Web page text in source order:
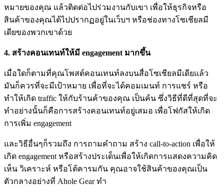
หมายของคุณ แล้วติดต่อไปร่วมงานกับเขา เพื่อให้ธุรกิจหรือ
สินค้าของคุณได้ไปปรากฏอยู่ในเว็บฯ หรือช่องทางโซเชียลมี
เดียของพวกเขาด้วย
4. สร้างคอนเทนท์ให้มี engagement มากขึ้น
เมื่อใดก็ตามที่คุณโพสต์คอนเทนท์ลงบนสื่อโซเชียลมีเดียแล้ว
มันก็ควรที่จะมีเป้าหมาย เพื่อที่จะได้คอมเมนท์ การแชร์ หรือ
ทำให้เกิด traffic ให้กับร้านค้าของคุณ เป็นค้น ซึ่งวิธีที่ดีที่สุดที่จะ
ทำอย่างนั้นก็คือการสร้างคอนเทนท์อยู่เสมอ เพื่อโฟกัสให้เกิด
การเพิ่ม engagement
และวิธีอื่นๆก็รวมถึง การถามคำถาม สร้าง call-to-action เพื่อให้
เกิด engagement หรือสร้างประเด็นเพื่อให้เกิดการแสดงความคิด
เห็น วิเคราะห์ หรือโต้คารมกัน คุณอาจใช้สินค้าของคุณเป็น
ตัวกลางอย่างที่ Ahole Gear ทำ